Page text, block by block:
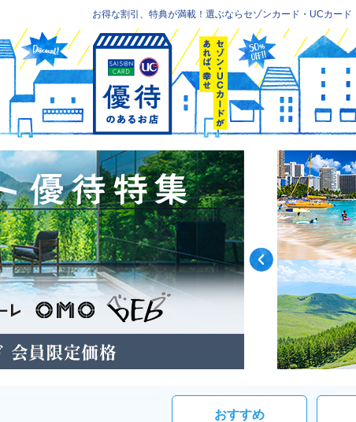
お得な割引、特典が満載！選ぶならセゾンカード・UCカード
おすすめ